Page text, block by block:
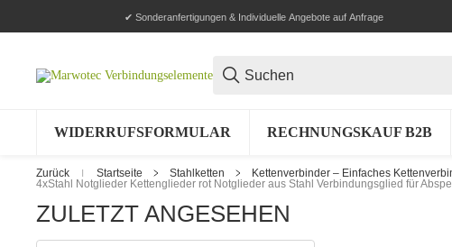
✔ Sonderanfertigungen & Individuelle Angebote auf Anfrage
WIDERRUFSFORMULAR RECHNUNGSKAUF B2B
Zurück Startseite Stahlketten
Kettenverbinder – Einfaches
4xStahl Notglieder Kettenglieder rot Notglieder aus Stahl Verbindungsglied für
ZULETZT ANGESEHEN